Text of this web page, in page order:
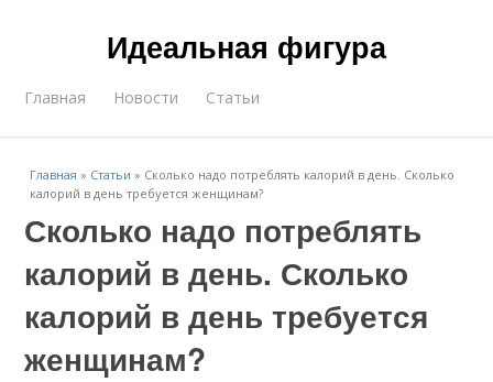
Идеальная фигура
Главная Новости Статьи
Главная » Статьи » Сколько надо потреблять калорий в день. Сколько
калорий в день требуется женщинам?
Сколько надо потреблять
калорий в день. Сколько
калорий в день требуется
женщинам?